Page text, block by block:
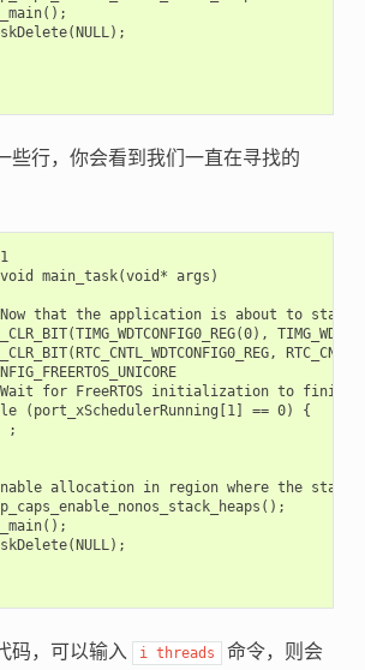
些行，你会看到我们一直在寻找的
main_task(void* args)
that the application is about to start,
for FreeRTOS initialization to finish
== 0) {
;
allocation in region where the
码，可以输入 i threads
命令，则会